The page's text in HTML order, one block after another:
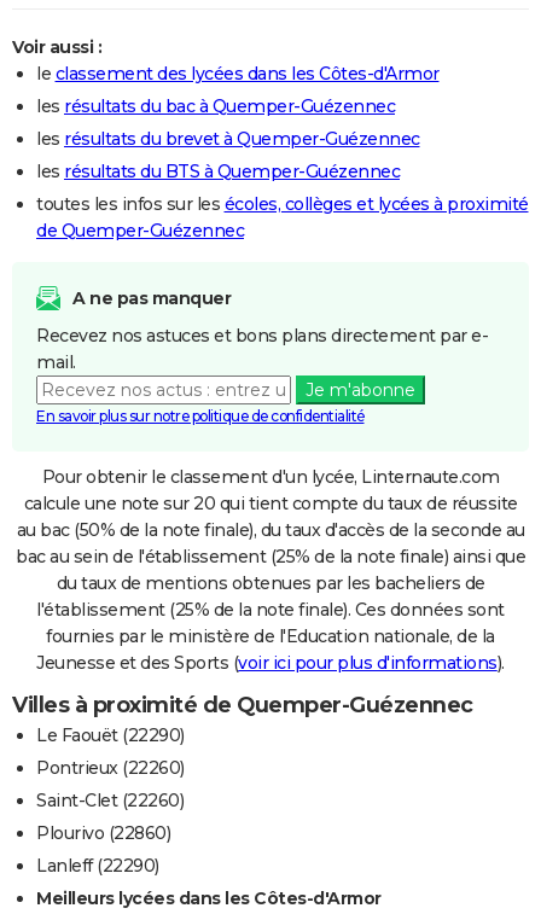
Voir aussi :
le classement des lycées dans les Côtes-d'Armor
les résultats du bac à Quemper-Guézennec
les résultats du brevet à Quemper-Guézennec
les résultats du BTS à Quemper-Guézennec
toutes les infos sur les écoles, collèges et lycées à proximité
de Quemper-Guézennec
A ne pas manquer
Recevez nos astuces et bons plans directement par e-
mail.
Je m'abonne
En savoir plus sur notre politique de confidentialité
Pour obtenir le classement d'un lycée, Linternaute.com
calcule une note sur 20 qui tient compte du taux de réussite
au bac (50% de la note finale), du taux d'accès de la seconde au
bac au sein de l'établissement (25% de la note finale) ainsi que
du taux de mentions obtenues par les bacheliers de
l'établissement (25% de la note finale). Ces données sont
fournies par le ministère de l'Education nationale, de la
Jeunesse et des Sports (voir ici pour plus d'informations).
Villes à proximité de Quemper-Guézennec
Le Faouët (22290)
Pontrieux (22260)
Saint-Clet (22260)
Plourivo (22860)
Lanleff (22290)
Meilleurs lycées dans les Côtes-d'Armor